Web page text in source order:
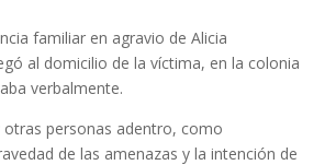
familiar en agravio de Alicia
al domicilio de la víctima, en la colonia
verbalmente.
otras personas adentro, como
de las amenazas y la intención de